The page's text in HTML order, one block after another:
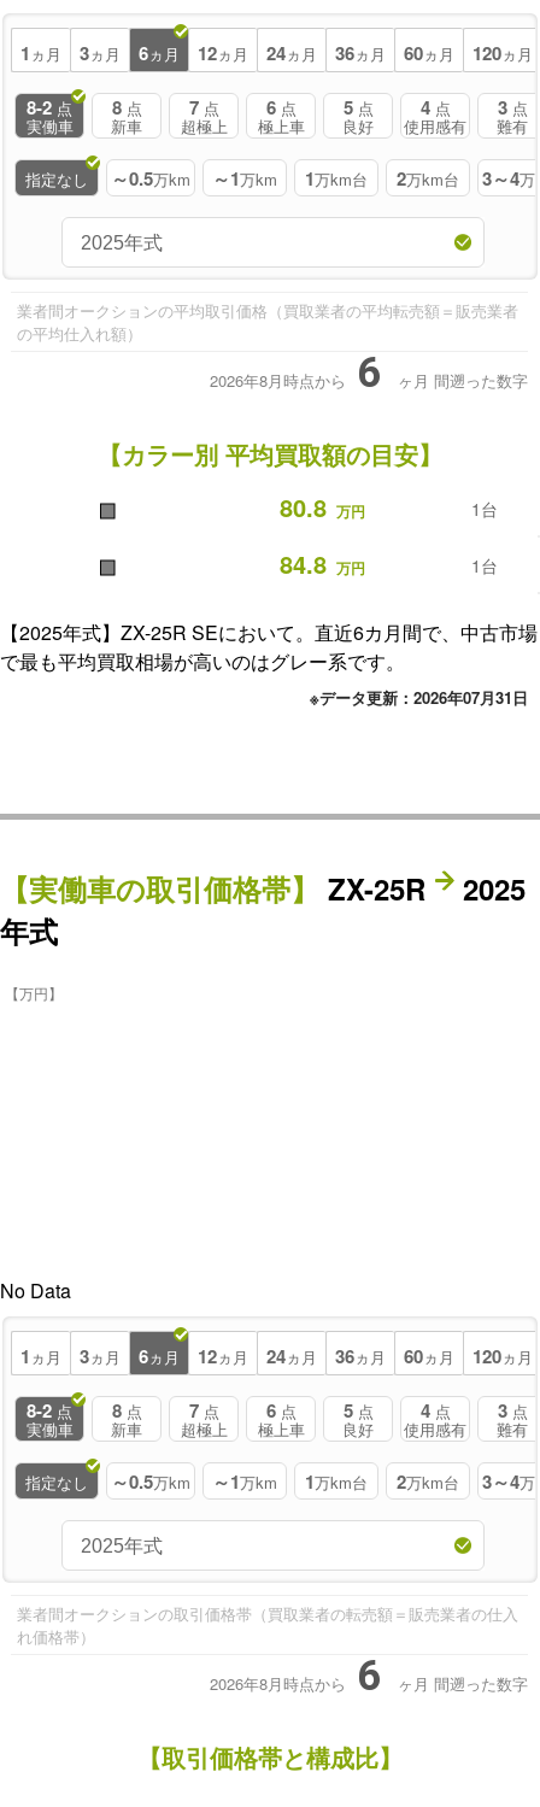
1 ヵ月 3ヵ月 6ヵ月 12ヵ月 24ヵ月 36ヵ月 60ヵ月 120ヵ月
8-2 点
実働車
8 点
新車
7 点
超極上
6 点
極上車
5 点
良好
4 点
使用感有
3 点
難有
指定なし ～0.5万km ～1万km 1万km台 2万km台 3～4万
業者間オークションの平均取引価格（買取業者の平均転売額＝販売業者
の平均仕入れ額）
2026年8月時点から 6 ヶ月 間遡った数字
【カラー別 平均買取額の目安】
■ 80.8 万円 1台
■ 84.8 万円 1台
【2025年式】ZX-25R SEにおいて。直近6カ月間で、中古市場
で最も平均買取相場が高いのはグレー系です。
※データ更新：2026年07月31日
【実働車の取引価格帯】 ZX-25R
2025
年式
【万円】
No Data
1 ヵ月 3ヵ月 6ヵ月 12ヵ月 24ヵ月 36ヵ月 60ヵ月 120ヵ月
8-2 点
実働車
8 点
新車
7 点
超極上
6 点
極上車
5 点
良好
4 点
使用感有
3 点
難有
指定なし ～0.5万km ～1万km 1万km台 2万km台 3～4万
業者間オークションの取引価格帯（買取業者の転売額＝販売業者の仕入
れ価格帯）
2026年8月時点から 6 ヶ月 間遡った数字
【取引価格帯と構成比】